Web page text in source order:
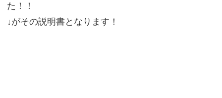
た！！
↓がその説明書となります！